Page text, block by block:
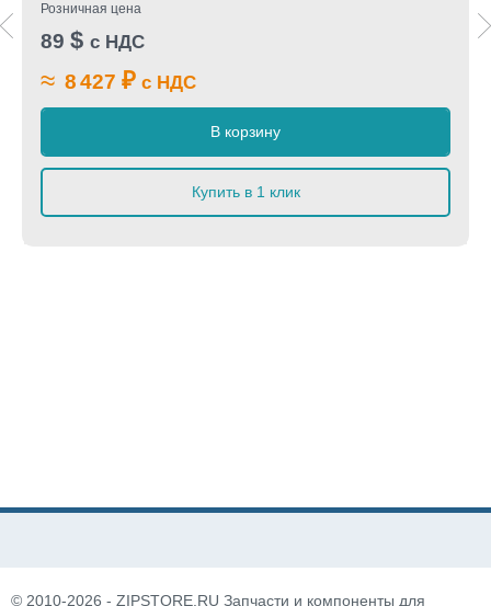
Розничная цена
89 $ с НДС
≈ 8 427 ₽ с НДС
В корзину
Купить в 1 клик
© 2010-2026 - ZIPSTORE.RU Запчасти и компоненты для